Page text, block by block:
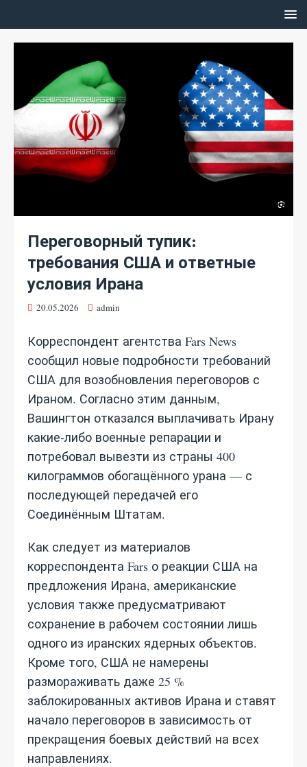
Переговорный тупик:
требования США и ответные
условия Ирана
20.05.2026 admin
Корреспондент агентства Fars News
сообщил новые подробности требований
США для возобновления переговоров с
Ираном. Согласно этим данным,
Вашингтон отказался выплачивать Ирану
какие‑либо военные репарации и
потребовал вывезти из страны 400
килограммов обогащённого урана — с
последующей передачей его
Соединённым Штатам.
Как следует из материалов
корреспондента Fars о реакции США на
предложения Ирана, американские
условия также предусматривают
сохранение в рабочем состоянии лишь
одного из иранских ядерных объектов.
Кроме того, США не намерены
размораживать даже 25 %
заблокированных активов Ирана и ставят
начало переговоров в зависимость от
прекращения боевых действий на всех
направлениях.